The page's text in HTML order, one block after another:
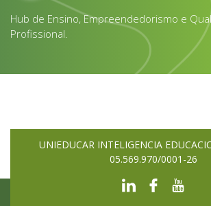
Hub de Ensino, Empreendedorismo e
Profissional.
UNIEDUCAR INTELIGENCIA
05.569.970/0001-26